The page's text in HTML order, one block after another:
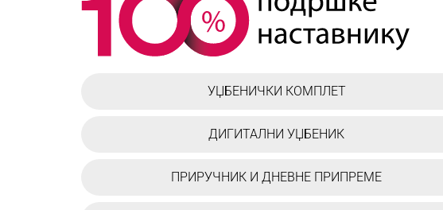
УЏБЕНИЧКИ КОМПЛЕТ
ДИГИТАЛНИ УЏБЕНИК
ПРИРУЧНИК И ДНЕВНЕ ПРИПРЕМЕ